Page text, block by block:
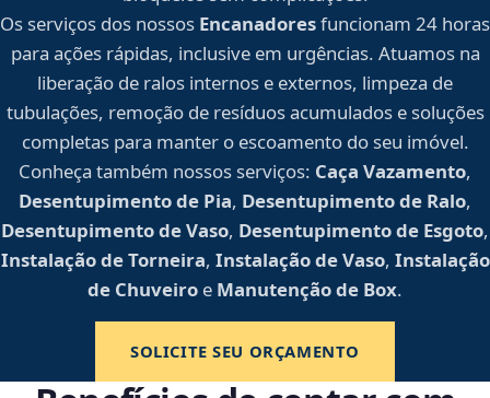
Os serviços dos nossos Encanadoresfuncionam 24 horas
para ações rápidas, inclusive em urgências. Atuamos na
liberação de ralos internos e externos, limpeza de
tubulações, remoção de resíduos acumulados e soluções
completas para manter o escoamento do seu imóvel.
Conheça também nossos serviços: Caça Vazamento,
Desentupimento de Pia, Desentupimento de Ralo,
Desentupimento de Vaso, Desentupimento de Esgoto,
Instalação de Torneira, Instalação de Vaso, Instalação
de Chuveiro e Manutenção de Box.
SOLICITE SEU ORÇAMENTO